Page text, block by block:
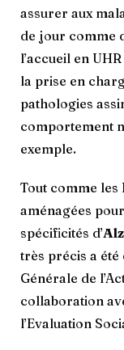
assurer aux
de jour comme
l’accueil en
la prise en
pathologies
comportement
exemple.
Tout comme les
aménagées
spécificités d’
très précis a
Générale de
collaboration
l’Evaluation